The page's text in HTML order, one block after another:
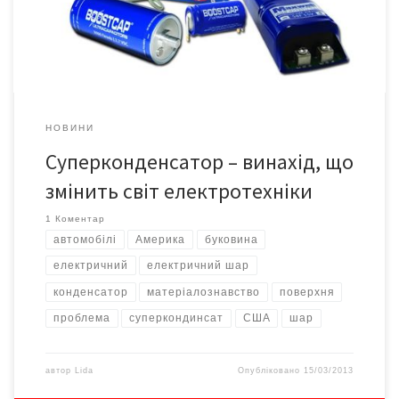
конденсатор. За призначенням DLC аналогічні звичайним
конденсаторам, та при цьому абсолютно відрізняються […]
НОВИНИ
Суперконденсатор – винахід, що
змінить світ електротехніки
1 Коментар
автомобілі Америка буковина
електричний електричний шар
конденсатор матеріалознавство поверхня
проблема суперкондинсат США шар
автор Lida Опубліковано 15/03/2013